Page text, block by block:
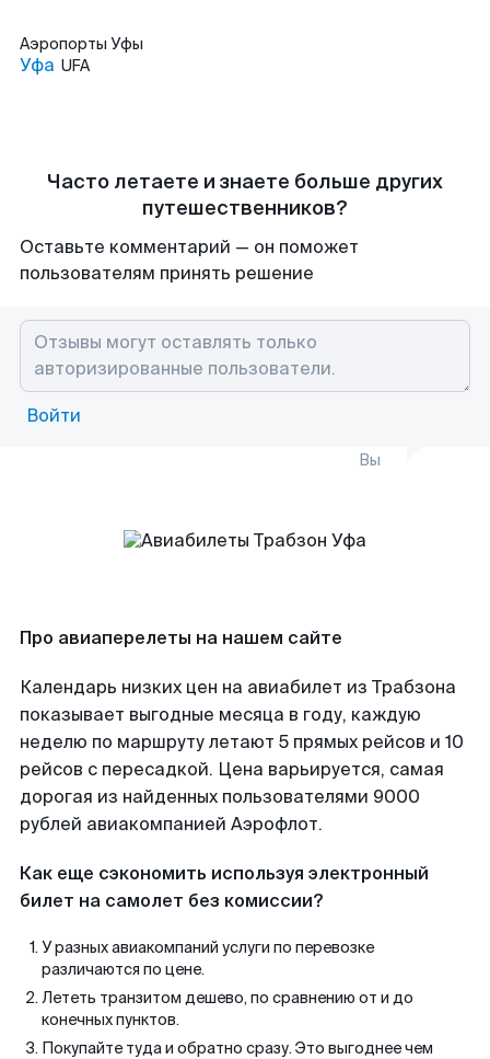
Аэропорты Уфы
Уфа UFA
Часто летаете и знаете больше других
путешественников?
Оставьте комментарий — он поможет
пользователям принять решение
Войти
Вы
Про авиаперелеты на нашем сайте
Календарь низких цен на авиабилет из Трабзона
показывает выгодные месяца в году, каждую
неделю по маршруту летают 5 прямых рейсов и 10
рейсов с пересадкой. Цена варьируется, самая
дорогая из найденных пользователями 9000
рублей авиакомпанией Аэрофлот.
Как еще сэкономить используя электронный
билет на самолет без комиссии?
У разных авиакомпаний услуги по перевозке
различаются по цене.
Лететь транзитом дешево, по сравнению от и до
конечных пунктов.
Покупайте туда и обратно сразу. Это выгоднее чем